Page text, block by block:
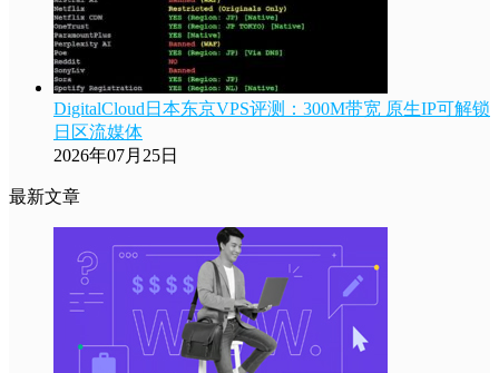
DigitalCloud日本东京VPS评测：300M带宽 原生IP可解锁
日区流媒体
2026年07月25日
最新文章